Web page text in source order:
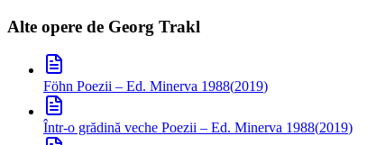
Alte opere de Georg Trakl
Föhn Poezii – Ed. Minerva 1988(2019)
Într-o grădină veche Poezii – Ed. Minerva 1988(2019)